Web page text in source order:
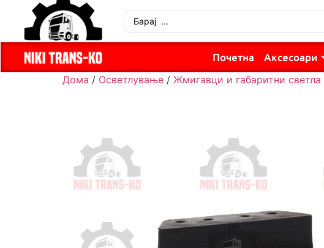
Почетна Аксесоари
Дома / Осветлување / Жмигавци и габаритни светла